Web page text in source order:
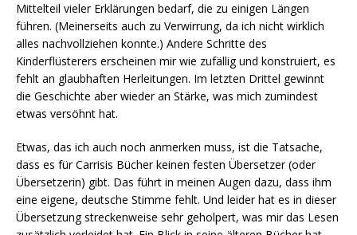
Mittelteil vieler Erklärungen bedarf, die zu einigen Längen
führen. (Meinerseits auch zu Verwirrung, da ich nicht wirklich
alles nachvollziehen konnte.) Andere Schritte des
Kinderflüsterers erscheinen mir wie zufällig und konstruiert, es
fehlt an glaubhaften Herleitungen. Im letzten Drittel gewinnt
die Geschichte aber wieder an Stärke, was mich zumindest
etwas versöhnt hat.
Etwas, das ich auch noch anmerken muss, ist die Tatsache,
dass es für Carrisis Bücher keinen festen Übersetzer (oder
Übersetzerin) gibt. Das führt in meinen Augen dazu, dass ihm
eine eigene, deutsche Stimme fehlt. Und leider hat es in dieser
Übersetzung streckenweise sehr geholpert, was mir das Lesen